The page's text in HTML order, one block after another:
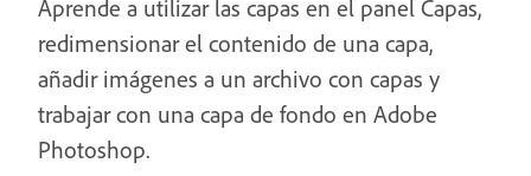
Aprende a utilizar las capas en el panel Capas,
redimensionar el contenido de una capa,
añadir imágenes a un archivo con capas y
trabajar con una capa de fondo en Adobe
Photoshop.